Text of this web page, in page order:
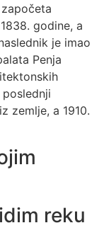
godine, a
je imao
Penja
zemlje, a 1910.
reku